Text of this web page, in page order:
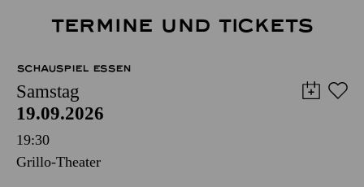
TERMINE UND TICKETS
SCHAUSPIEL ESSEN
Samstag
19.09.2026
19:30
Grillo-Theater